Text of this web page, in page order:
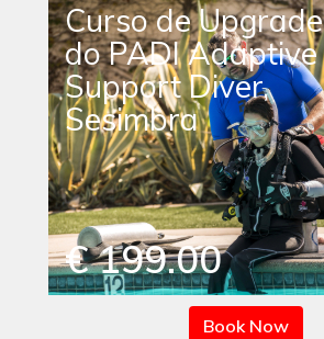
Curso de Upgrade
do PADI Adaptive
Support Diver,
Sesimbra
€ 199.00
Book Now